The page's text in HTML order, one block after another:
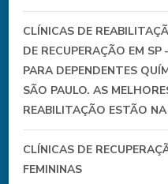
CLÍNICAS DE
DE RECUPERAÇÃO EM
PARA DEPENDENTES
SÃO PAULO. AS
REABILITAÇÃO ESTÃO
CLÍNICAS DE
FEMININAS